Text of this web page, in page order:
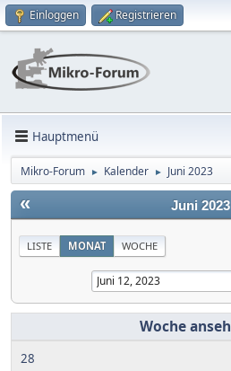
Einloggen Registrieren
Hauptmenü
Mikro-Forum ► Kalender ► Juni 2023
« Juni 2023
LISTE MONAT WOCHE
28